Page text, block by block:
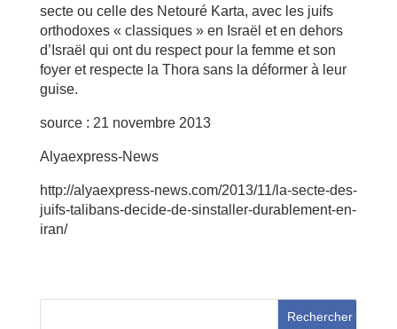
secte ou celle des Netouré Karta, avec les juifs
orthodoxes « classiques » en Israël et en dehors
d’Israël qui ont du respect pour la femme et son
foyer et respecte la Thora sans la déformer à leur
guise.
source : 21 novembre 2013
Alyaexpress-News
http://alyaexpress-news.com/2013/11/la-secte-des-
juifs-talibans-decide-de-sinstaller-durablement-en-
iran/